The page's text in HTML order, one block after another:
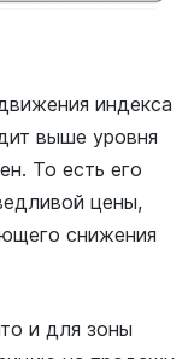
индекса
выше уровня
То есть его
цены,
снижения
и для зоны